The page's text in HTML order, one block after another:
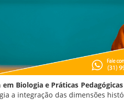
em Biologia e Práticas
a integração das dimensões